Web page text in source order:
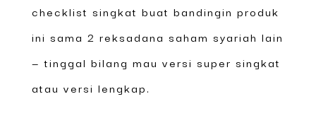
checklist singkat buat bandingin produk
ini sama 2 reksadana saham syariah lain
— tinggal bilang mau versi super singkat
atau versi lengkap.